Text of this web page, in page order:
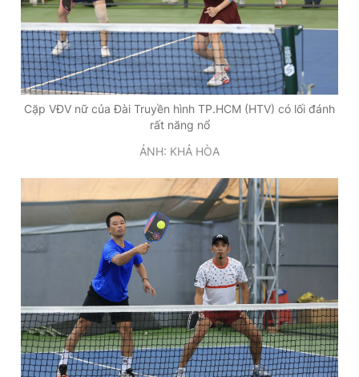
Cặp VĐV nữ của Đài Truyền hình TP.HCM (HTV) có lối đánh
rất năng nổ
ẢNH: KHẢ HÒA